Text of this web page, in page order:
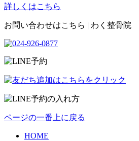
詳しくはこちら
お問い合わせはこちら | わく整骨院
ページの一番上に戻る
HOME